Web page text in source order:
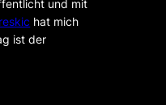
und mit
hat mich
ist der